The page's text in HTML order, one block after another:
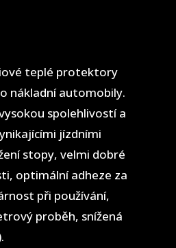
teplé protektory
nákladní automobily.
spolehlivostí a
jízdními
stopy, velmi dobré
optimální adheze za
při používání,
proběh, snížená